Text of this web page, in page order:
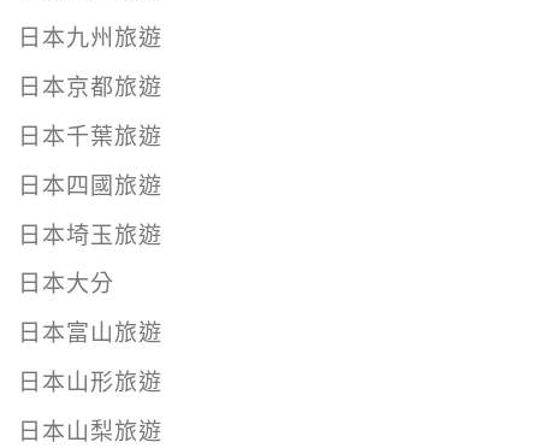
日本九州旅遊
日本京都旅遊
日本千葉旅遊
日本四國旅遊
日本埼玉旅遊
日本大分
日本富山旅遊
日本山形旅遊
日本山梨旅遊